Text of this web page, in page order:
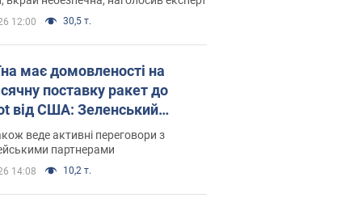
12:00 30,5 т.
має домовленості на
поставку ракет до
від США: Зеленський
подробиці
веде активні переговори з
партнерами
14:08 10,2 т.